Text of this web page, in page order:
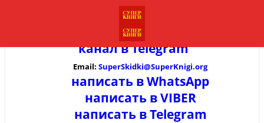
канал вTelegram
Email: SuperSkidki@SuperKnigi.org
написать в WhatsApp
написать в VIBER
написать в Telegram